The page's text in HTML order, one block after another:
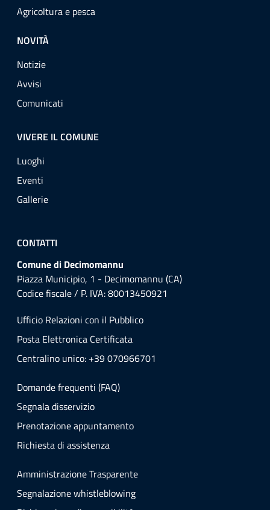
Agricoltura e pesca
NOVITÀ
Notizie
Avvisi
Comunicati
VIVERE IL COMUNE
Luoghi
Eventi
Gallerie
CONTATTI
Comune di Decimomannu
Piazza Municipio, 1 - Decimomannu (CA)
Codice fiscale / P. IVA: 80013450921
Ufficio Relazioni con il Pubblico
Posta Elettronica Certificata
Centralino unico: +39 070966701
Domande frequenti (FAQ)
Segnala disservizio
Prenotazione appuntamento
Richiesta di assistenza
Amministrazione Trasparente
Segnalazione whistleblowing